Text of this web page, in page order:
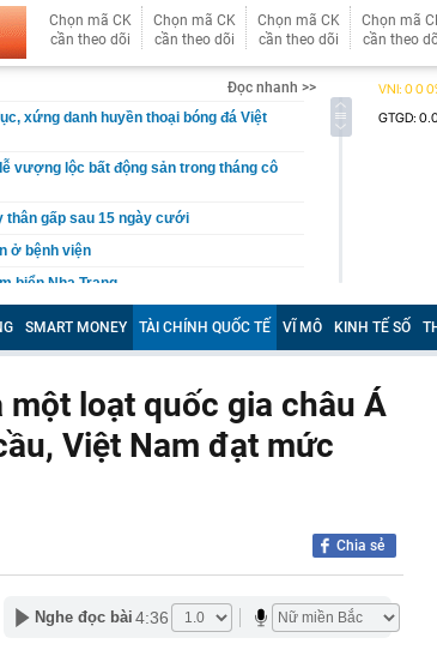
Chọn mã CK
cần theo dõi
Chọn mã CK
cần theo dõi
Chọn mã CK
cần theo dõi
Chọn mã
cần theo
Đọc nhanh >>
xứng danh huyền thoại bóng đá Việt
vượng lộc bất động sản trong tháng cô
thân gấp sau 15 ngày cưới
ở bệnh viện
biển Nha Trang
Trịnh Quang Nam SN 1999
Việt kiều Mỹ đổ gục sau bữa ốc
ở tuổi 68
thường xuyên bật điều hoà cả ngày
HSBC rút khỏi 2 thị trường bán lẻ tại Úc
chuyển nhượng danh mục cho vay tại
Sở hữu tài sản nghìn tỷ nhưng sống như
năn nỉ mới chịu đóng phim
Bộ Công an thông tin 7 cá nhân bán vàng
SMART MONEY TÀI CHÍNH QUỐC TẾ VĨ MÔ KINH TẾ SỐ
một loạt quốc gia châu Á
Việt Nam đạt mức
Chia sẻ
Nghe đọc bài 4:36